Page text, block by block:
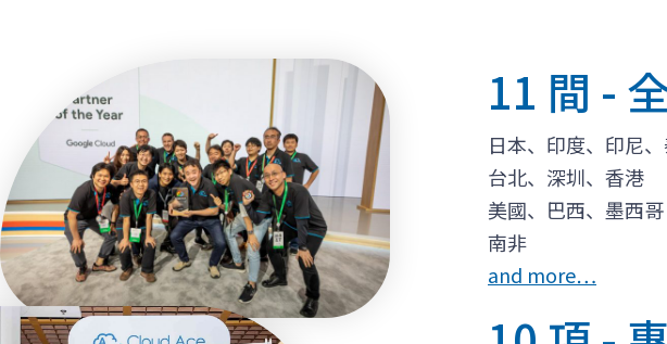
11 間 -
日本、印度、印尼
台北、深圳、香港
美國、巴西、墨西哥
南非
and more…